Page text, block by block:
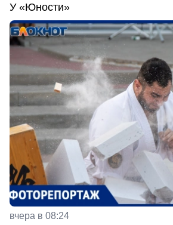
У «Юности»
вчера в 08:24